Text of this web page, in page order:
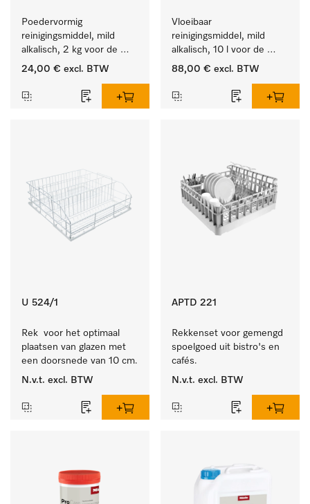
Poedervormig
reinigingsmiddel, mild
alkalisch, 2 kg voor de
reiniging van sterk
bestek en glazen.
24,00 € excl. BTW
Vloeibaar
reinigingsmiddel, mild
alkalisch, 10 l voor de
reiniging van lichte
bestek en glazen.
88,00 € excl. BTW
U 524/1
Rek  voor het optimaal
plaatsen van glazen met
een doorsnede van 10 cm.
N.v.t. excl. BTW
APTD 221
Rekkenset voor gemengd
spoelgoed uit bistro's en
cafés.
N.v.t. excl. BTW